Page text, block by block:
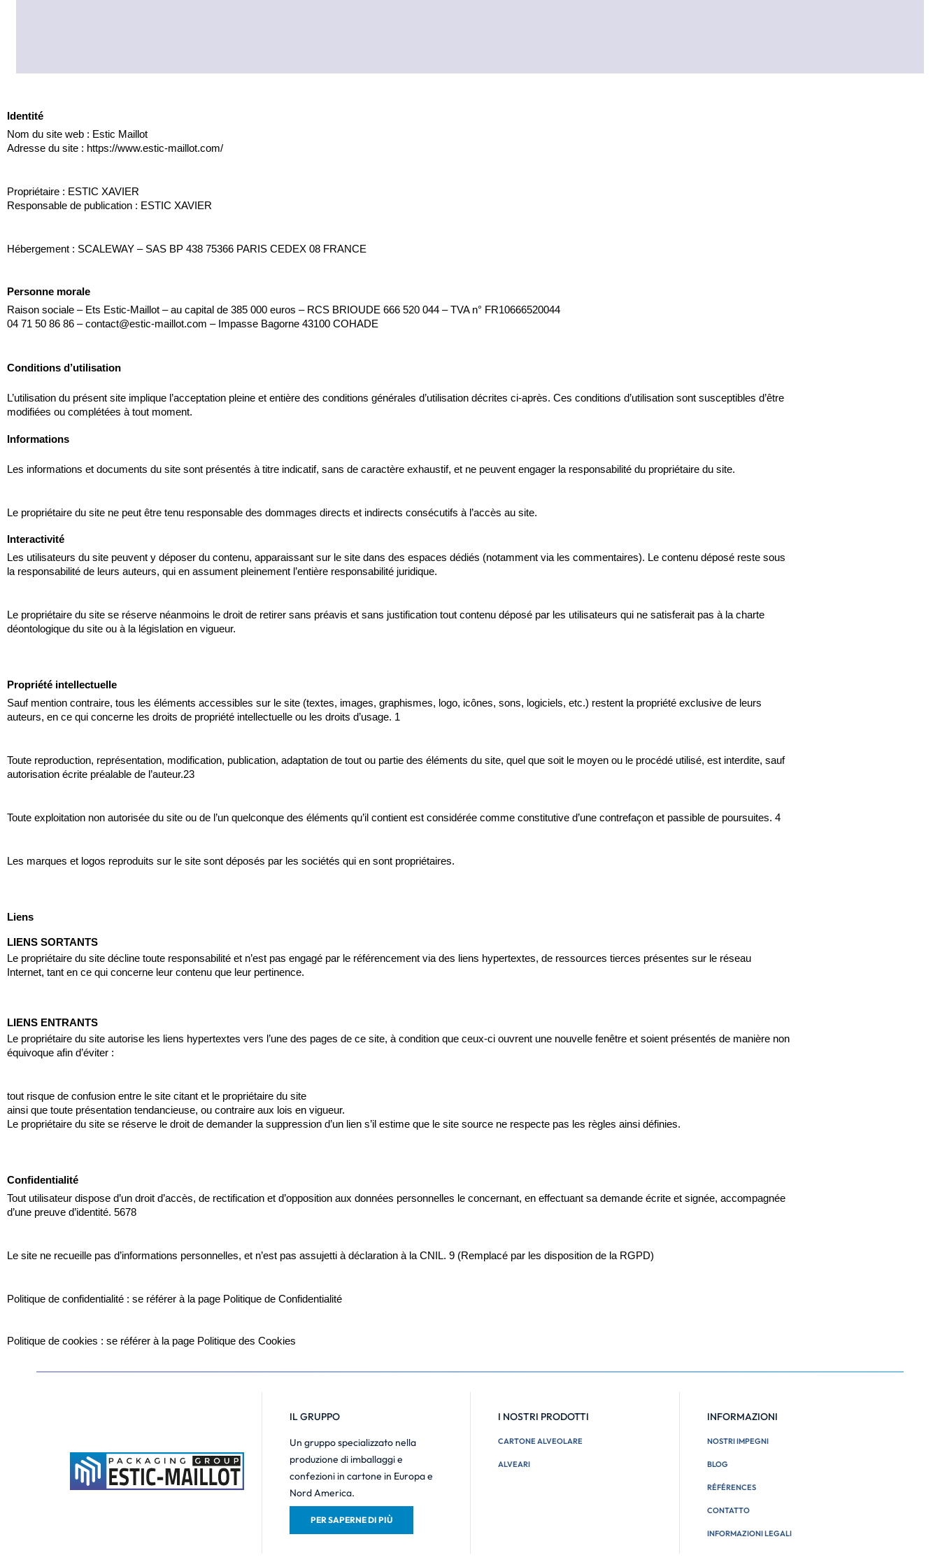
Identité
Nom du site web : Estic Maillot
Adresse du site : https://www.estic-maillot.com/
Propriétaire : ESTIC XAVIER
Responsable de publication : ESTIC XAVIER
Hébergement : SCALEWAY – SAS BP 438 75366 PARIS CEDEX 08 FRANCE
Personne morale
Raison sociale – Ets Estic-Maillot – au capital de 385 000 euros – RCS BRIOUDE 666 520 044 – TVA n° FR10666520044
04 71 50 86 86 – contact@estic-maillot.com – Impasse Bagorne 43100 COHADE
Conditions d’utilisation
L’utilisation du présent site implique l’acceptation pleine et entière des conditions générales d’utilisation décrites ci-après. Ces conditions d’utilisation sont susceptibles d’être
modifiées ou complétées à tout moment.
Informations
Les informations et documents du site sont présentés à titre indicatif, sans de caractère exhaustif, et ne peuvent engager la responsabilité du propriétaire du site.
Le propriétaire du site ne peut être tenu responsable des dommages directs et indirects consécutifs à l’accès au site.
Interactivité
Les utilisateurs du site peuvent y déposer du contenu, apparaissant sur le site dans des espaces dédiés (notamment via les commentaires). Le contenu déposé reste sous
la responsabilité de leurs auteurs, qui en assument pleinement l’entière responsabilité juridique.
Le propriétaire du site se réserve néanmoins le droit de retirer sans préavis et sans justification tout contenu déposé par les utilisateurs qui ne satisferait pas à la charte
déontologique du site ou à la législation en vigueur.
Propriété intellectuelle
Sauf mention contraire, tous les éléments accessibles sur le site (textes, images, graphismes, logo, icônes, sons, logiciels, etc.) restent la propriété exclusive de leurs
auteurs, en ce qui concerne les droits de propriété intellectuelle ou les droits d’usage. 1
Toute reproduction, représentation, modification, publication, adaptation de tout ou partie des éléments du site, quel que soit le moyen ou le procédé utilisé, est interdite, sauf
autorisation écrite préalable de l’auteur.23
Toute exploitation non autorisée du site ou de l’un quelconque des éléments qu’il contient est considérée comme constitutive d’une contrefaçon et passible de poursuites. 4
Les marques et logos reproduits sur le site sont déposés par les sociétés qui en sont propriétaires.
Liens
LIENS SORTANTS
Le propriétaire du site décline toute responsabilité et n’est pas engagé par le référencement via des liens hypertextes, de ressources tierces présentes sur le réseau
Internet, tant en ce qui concerne leur contenu que leur pertinence.
LIENS ENTRANTS
Le propriétaire du site autorise les liens hypertextes vers l’une des pages de ce site, à condition que ceux-ci ouvrent une nouvelle fenêtre et soient présentés de manière non
équivoque afin d’éviter :
tout risque de confusion entre le site citant et le propriétaire du site
ainsi que toute présentation tendancieuse, ou contraire aux lois en vigueur.
Le propriétaire du site se réserve le droit de demander la suppression d’un lien s’il estime que le site source ne respecte pas les règles ainsi définies.
Confidentialité
Tout utilisateur dispose d’un droit d’accès, de rectification et d’opposition aux données personnelles le concernant, en effectuant sa demande écrite et signée, accompagnée
d’une preuve d’identité. 5678
Le site ne recueille pas d’informations personnelles, et n’est pas assujetti à déclaration à la CNIL. 9 (Remplacé par les disposition de la RGPD)
Politique de confidentialité : se référer à la page Politique de Confidentialité
Politique de cookies : se référer à la page Politique des Cookies
IL GRUPPO
Un gruppo specializzato nella
produzione di imballaggi e
confezioni in cartone in Europa e
Nord America.
PER SAPERNE DI PIÙ
I NOSTRI PRODOTTI
CARTONE ALVEOLARE
ALVEARI
INFORMAZIONI
NOSTRI IMPEGNI
BLOG
RÉFÉRENCES
CONTATTO
INFORMAZIONI LEGALI